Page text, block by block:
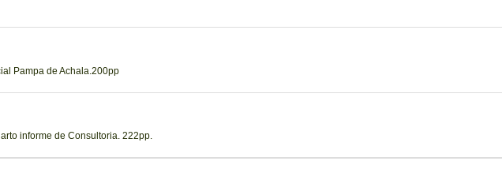
Pampa de Achala.200pp
informe de Consultoria. 222pp.